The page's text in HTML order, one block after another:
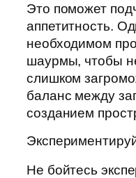
Это поможет
аппетитность.
необходимом
шаурмы, чтобы
слишком
баланс между
созданием
Не бойтесь